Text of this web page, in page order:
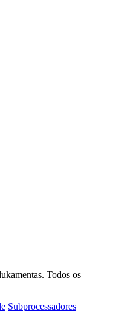
Todos os
Subprocessadores